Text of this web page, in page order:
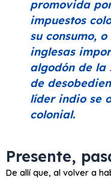
promovida
impuestos
su consumo,
inglesas
algodón de la
de
líder indio se
colonial.
Presente,
De allí que, al volver a